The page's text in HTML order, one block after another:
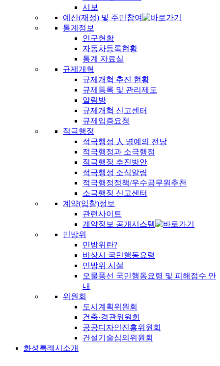
시보
예산(재정) 및 주민참여
통계정보
인구현황
자동차등록현황
통계 자료실
규제개혁
규제개혁 추진 현황
규제등록 및 관리제도
알림방
규제개혁 신고센터
규제입증요청
적극행정
적극행정 人 명예의 전당
적극행정과 소극행정
적극행정 추진방안
적극행정 소식알림
적극행정정책/우수공무원추천
소극행정 신고센터
계약(입찰)정보
관련사이트
계약정보 공개시스템
민방위
민방위란?
비상시 국민행동요령
민방위 시설
오물풍선 국민행동요령 및 피해접수 안
내
위원회
도시계획위원회
건축·경관위원회
공공디자인진흥위원회
건설기술심의위원회
화성특례시소개